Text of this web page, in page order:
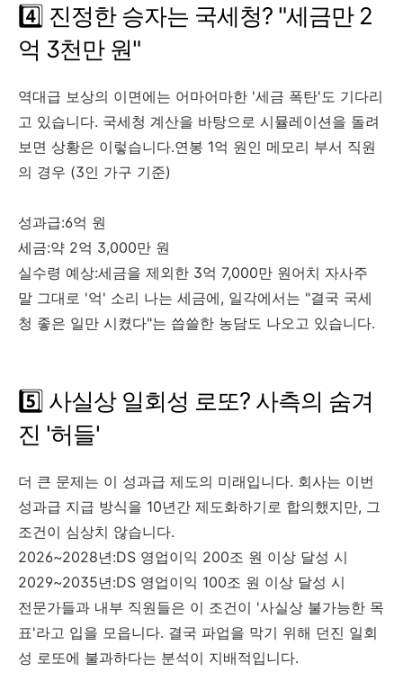
4️⃣ 진정한 승자는 국세청? "세금만 2
억 3천만 원"
역대급 보상의 이면에는 어마어마한 '세금 폭탄'도 기다리
고 있습니다. 국세청 계산을 바탕으로 시뮬레이션을 돌려
보면 상황은 이렇습니다.연봉 1억 원인 메모리 부서 직원
의 경우 (3인 가구 기준)
성과급:6억 원
세금:약 2억 3,000만 원
실수령 예상:세금을 제외한 3억 7,000만 원어치 자사주
말 그대로 '억' 소리 나는 세금에, 일각에서는 "결국 국세
청 좋은 일만 시켰다"는 씁쓸한 농담도 나오고 있습니다.
5️⃣ 사실상 일회성 로또? 사측의 숨겨
진 '허들'
더 큰 문제는 이 성과급 제도의 미래입니다. 회사는 이번
성과급 지급 방식을 10년간 제도화하기로 합의했지만, 그
조건이 심상치 않습니다.
2026~2028년:DS 영업이익 200조 원 이상 달성 시
2029~2035년:DS 영업이익 100조 원 이상 달성 시
전문가들과 내부 직원들은 이 조건이 '사실상 불가능한 목
표'라고 입을 모읍니다. 결국 파업을 막기 위해 던진 일회
성 로또에 불과하다는 분석이 지배적입니다.